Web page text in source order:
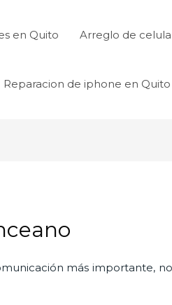
en Quito Arreglo de
Reparacion de iphone en Quito
más importante,